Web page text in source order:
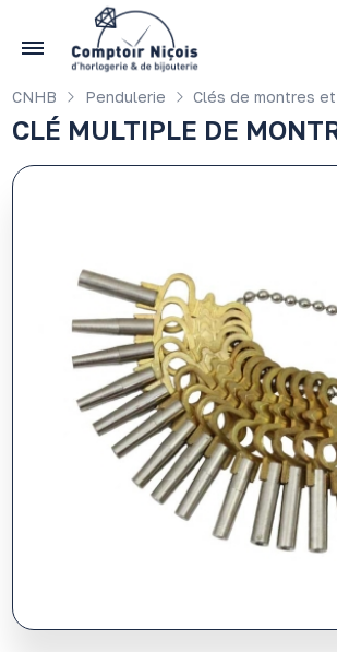
CNHB Pendulerie Clés de montres
CLÉ MULTIPLE DE
Gérer les préférences en matière de